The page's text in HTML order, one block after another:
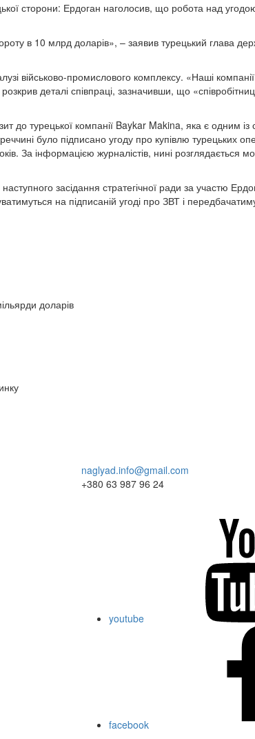
сторони: Ердоган наголосив, що робота над
в 10 млрд доларів», – заявив турецький глава
військово-промислового комплексу. «Наші
деталі співпраці, зазначивши, що
турецької компанії Baykar Makina, яка є одним із
було підписано угоду про купівлю турецьких
За інформацією журналістів, нині розглядається
засідання стратегічної ради за участю
на підписаній угоді про ЗВТ і
доларів
naglyad.info@gmail.com
+380 63 987 96 24
youtube
facebook